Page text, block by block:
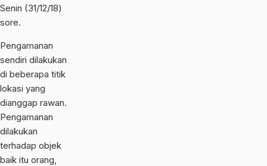
Senin (31/12/18)
sore.
Pengamanan
sendiri dilakukan
di beberapa titik
lokasi yang
dianggap rawan.
Pengamanan
dilakukan
terhadap objek
baik itu orang,